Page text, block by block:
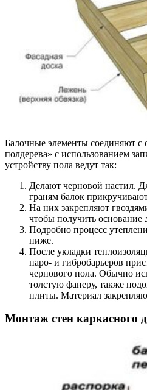
Балочные элементы соединяют с
полдерева» с использованием
устройству пола ведут так:
Делают черновой настил.
граням балок
На них закрепляют
чтобы получить основание
Подробно процесс
ниже.
После укладки
паро- и гибробарьеров
чернового пола. Обычно
толстую фанеру, также
плиты. Материал
Монтаж стен каркасного